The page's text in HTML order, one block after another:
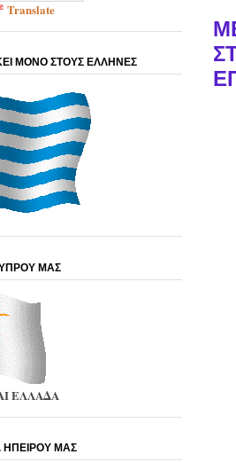
Translate
ΜΟΝΟ ΣΤΟΥΣ ΕΛΛΗΝΕΣ
ΜΑΣ
ΕΛΛΑΔΑ
ΗΠΕΙΡΟΥ ΜΑΣ